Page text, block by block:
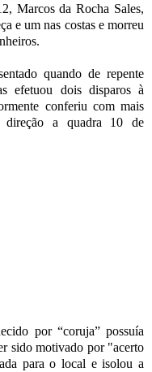
Marcos da Rocha Sales,
e um nas costas e morreu
quando de repente
efetuou dois disparos à
conferiu com mais
a quadra 10 de
por “coruja” possuía
sido motivado por "acerto
para o local e isolou a